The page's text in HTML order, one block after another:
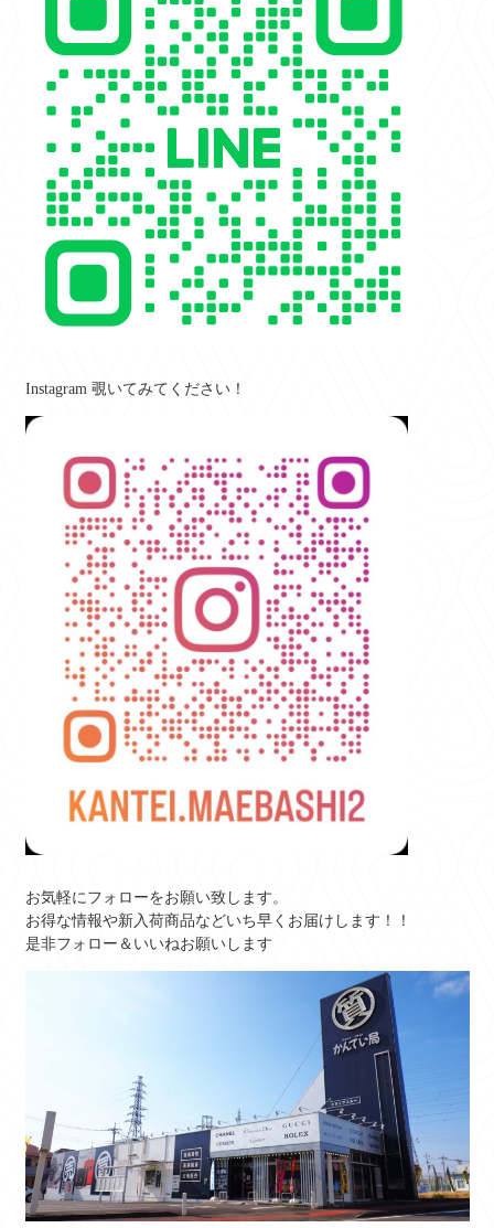
Instagram 覗いてみてください！
お気軽にフォローをお願い致します。
お得な情報や新入荷商品などいち早くお届けします！！
是非フォロー＆いいねお願いします